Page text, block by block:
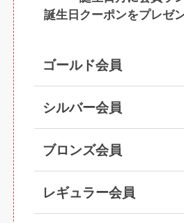
誕生日クーポンをプレゼ
ゴールド会員
シルバー会員
ブロンズ会員
レギュラー会員